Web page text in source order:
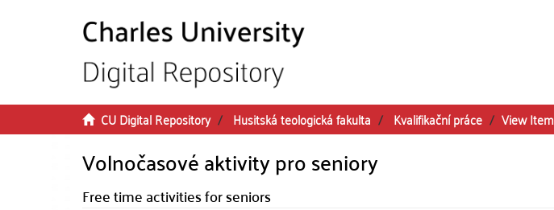
CU Digital Repository Husitská teologická fakulta Kvalifikační práce View Item
Volnočasové aktivity pro seniory
Free time activities for seniors